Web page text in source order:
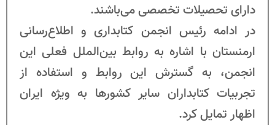
دارای تحصیلات تخصصی می‌باشند.
در ادامه رئیس انجمن کتابداری و اطلاع‌رسانی
ارمنستان با اشاره به روابط بین‌الملل فعلی این
انجمن، به گسترش این روابط و استفاده از
تجربیات کتابداران سایر کشورها به ویژه ایران
اظهار تمایل کرد.